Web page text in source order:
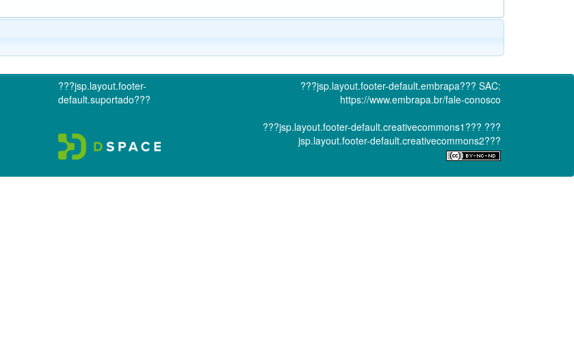
???jsp.layout.footer-
default.suportado???
???jsp.layout.footer-default.embrapa??? SAC:
https://www.embrapa.br/fale-conosco
???jsp.layout.footer-default.creativecommons1??? ???
jsp.layout.footer-default.creativecommons2???